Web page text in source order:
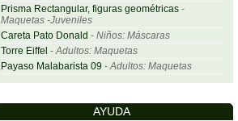
Prisma Rectangular, figuras geométricas-
Maquetas -Juveniles
Careta Pato Donald - Niños: Máscaras
Torre Eiffel -Adultos: Maquetas
Payaso Malabarista 09 -Adultos: Maquetas
AYUDA